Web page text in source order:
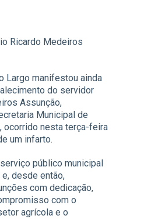
Ricardo Medeiros
Largo manifestou ainda
do servidor
Assunção,
Municipal de
ocorrido nesta terça-feira
um infarto.
público municipal
desde então,
com dedicação,
com o
agrícola e o